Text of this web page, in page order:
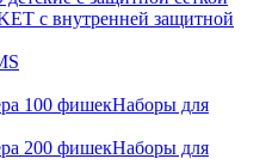
с внутренней защитной
Наборы для
Наборы для